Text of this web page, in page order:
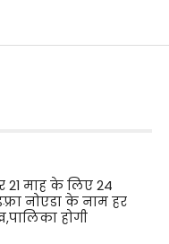
21 माह के लिए 24
नोएडा के नाम हर
होगी